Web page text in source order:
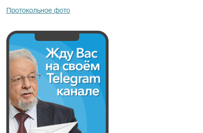
Протокольное фото